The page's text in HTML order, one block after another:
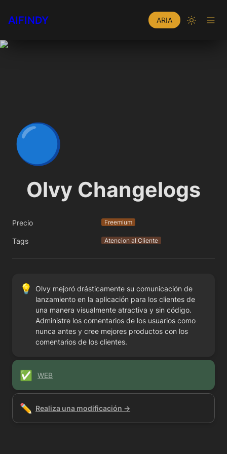
AIFINDY ARIA
🔵
Olvy Changelogs
Precio Freemium
Tags Atencion al Cliente
💡
Olvy mejoró drásticamente su comunicación de
lanzamiento en la aplicación para los clientes de
una manera visualmente atractiva y sin código.
Administre los comentarios de los usuarios como
nunca antes y cree mejores productos con los
comentarios de los clientes.
✅ WEB
✏️ Realiza una modificación →